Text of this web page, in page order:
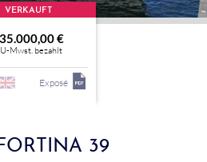
VERKAUFT
€
Mwst. bezahlt
Exposé
39